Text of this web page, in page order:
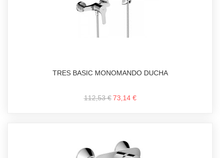
TRES BASIC MONOMANDO DUCHA
112,53 € 73,14 €